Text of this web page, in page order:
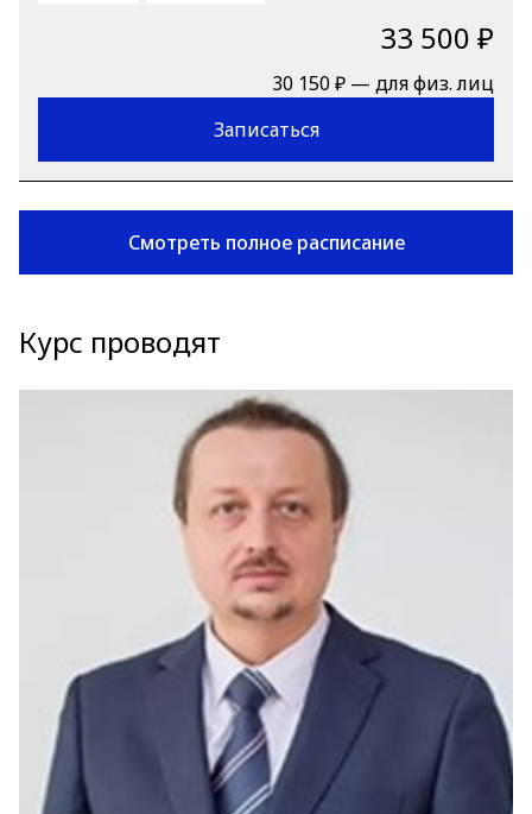
33 500 ₽
30 150 ₽ — для физ. лиц
Записаться
Смотреть полное расписание
Курс проводят